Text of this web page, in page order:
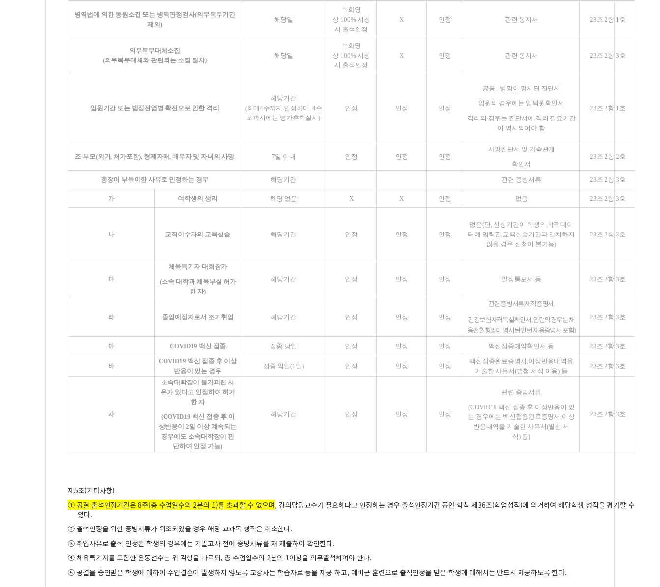
병역법에 의한 동원소집 또는 병역판정검사(의무복무기간
제외)
해당일
녹화영
상 100% 시청
시 출석인정
X 인정 관련 통지서 23조 2항 1 호
의무복무대체소집
(의무복무대체와 관련되는 소집 절차)
해당일
녹화영
상 100% 시청
시 출석인정
X 인정 관련 통지서 23조 2항 3호
입원기간 또는 법정전염병 확진으로 인한 격리
해당기간
(최대4주까지 인정하며 , 4주
초과시에는 병가휴학실시)
인정 인정 인정
공통 : 병명이 명시된 진단서
입원의 경우에는 입퇴원확인서
격리의 경우는 진단서에 격리 필요기간
이 명시되어야 함
23조 2항 1 호
조·부모(외가, 처가포함), 형제자매, 배우자 및 자녀의 사망 7일 이내 인정 인정 인정
사망진단서 및 가족관계
확인서
23조 2항 2호
총장이 부득이한 사유로 인정하는 경우 해당기간 관련 증빙서류 23조 2항 3호
가 여학생의 생리 해당 없음 X X 인정 없음 23조 2항 3호
나 교직이수자의 교육실습 해당기간 인정 인정 인정
없음(단 신청기간이 학생의 학적데이
터에 입력된 교육실습기간과 일치하지
않을 경우 신청이 불가능)
23조 2항 3호
다
체육특기자 대회참가
(소속 대학과 체육부실 허가
한 자)
해당기간 인정 인정 인정 일정통보서 등 23조 2항 3호
라 졸업예정자로서 조기취업 해당기간 인정 인정 인정
관련 증빙서류(재직증명서
건강보험자격득실확인서,인턴의 경우는 채
용전환형임이 명시된 인턴 채용증명서 포함)
23조 2항 3호
마 COVID19 백신 접종 접종 당일 인정 인정 인정 백신접종예약확인서 등 23조 2항 3호
바
COVID19 백신 접종 후 이상
반응이 있는 경우
접종 익일(1 일) 인정 인정 인정
백신접종완료증명서 이상반응내역을
기술한 사유서(별첨 서식 이용) 등
23조 2항 3호
사
소속대학장이 불가피한 사
유가 있다고 인정하여 허가
한 자
(COVID19 백신 접종 후 이
상반응이 2일 이상 계속되는
경우에도 소속대학장이 판
단하여 인정 가능)
해당기간 인정 인정 인정
관련 증빙서류
(COVID19 백신 접종 후 이상반응이 있
는 경우에는 백신접종완료증명서 ,이상
반응내역을 기술한 사유서(별첨 서
식) 등)
23조 2항 3호
제5조(기타사항)
① 공결 출석인정기간은 8주(총 수업일수의 2분의 1)를 초과할 수 없으며, 강의담당교수가 필요하다고 인정하는 경우 출석인정기간 동안 학칙 제36조(학업성적)에 의거하여 해당학생 성적을 평가할 수
있다.
② 출석인정을 위한 증빙서류가 위조되었을 경우 해당 교과목 성적은 취소한다.
③ 취업사유로 출석 인정된 학생의 경우에는 기말고사 전에 증빙서류를 재 제출하여 확인한다.
④ 체육특기자를 포함한 운동선수는 위 각항을 따르되, 총 수업일수의 2분의 1이상을 의무출석하여야 한다.
⑤ 공결을 승인받은 학생에 대하여 수업결손이 발생하지 않도록 교강사는 학습자료 등을 제공 하고, 예비군 훈련으로 출석인정을 받은 학생에 대해서는 반드시 제공하도록 한다.